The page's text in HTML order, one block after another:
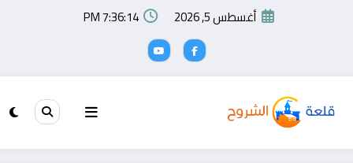
أغسطس 5, 2026 7:36:14 PM